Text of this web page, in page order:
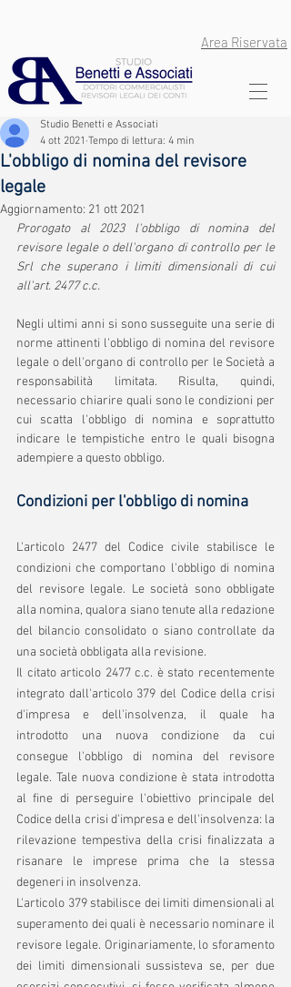
Area Riservata
L'obbligo di nomina del revisore
legale
Studio Benetti e Associati
4 ott 2021 Tempo di lettura: 4 min
Aggiornamento: 21 ott 2021
Prorogato al 2023 l'obbligo di nomina del
revisore legale o dell'organo di controllo per le
Srl che superano i limiti dimensionali di cui
all'art. 2477 c.c.
Negli ultimi anni si sono susseguite una serie di
norme attinenti l'obbligo di nomina del revisore
legale o dell'organo di controllo per le Società a
responsabilità limitata. Risulta, quindi,
necessario chiarire quali sono le condizioni per
cui scatta l'obbligo di nomina e soprattutto
indicare le tempistiche entro le quali bisogna
adempiere a questo obbligo.
Condizioni per l'obbligo di nomina
L'articolo 2477 del Codice civile stabilisce le
condizioni che comportano l'obbligo di nomina
del revisore legale. Le società sono obbligate
alla nomina, qualora siano tenute alla redazione
del bilancio consolidato o siano controllate da
una società obbligata alla revisione.
Il citato articolo 2477 c.c. è stato recentemente
integrato dall'articolo 379 del Codice della crisi
d'impresa e dell'insolvenza, il quale ha
introdotto una nuova condizione da cui
consegue l'obbligo di nomina del revisore
legale. Tale nuova condizione è stata introdotta
al fine di perseguire l'obiettivo principale del
Codice della crisi d'impresa e dell'insolvenza: la
rilevazione tempestiva della crisi finalizzata a
risanare le imprese prima che la stessa
degeneri in insolvenza.
L'articolo 379 stabilisce dei limiti dimensionali al
superamento dei quali è necessario nominare il
revisore legale. Originariamente, lo sforamento
dei limiti dimensionali sussisteva se, per due